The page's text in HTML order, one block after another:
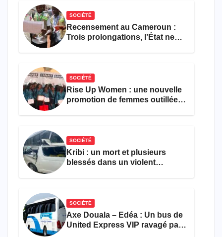
SOCIÉTÉ
Recensement au Cameroun :
Trois prolongations, l’État ne
SOCIÉTÉ
Rise Up Women : une nouvelle
promotion de femmes outillées
SOCIÉTÉ
Kribi : un mort et plusieurs
blessés dans un violent
SOCIÉTÉ
Axe Douala – Edéa : Un bus de
United Express VIP ravagé par